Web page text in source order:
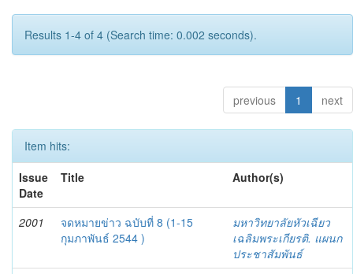
Results 1-4 of 4 (Search time: 0.002 seconds).
previous 1 next
Item hits:
Issue
Date
Title Author(s)
2001
จดหมายข่าว ฉบับที่ 8 (1-15
กุมภาพันธ์ 2544 )
มหาวิทยาลัยหัวเฉียว
เฉลิมพระเกียรติ. แผนก
ประชาสัมพันธ์